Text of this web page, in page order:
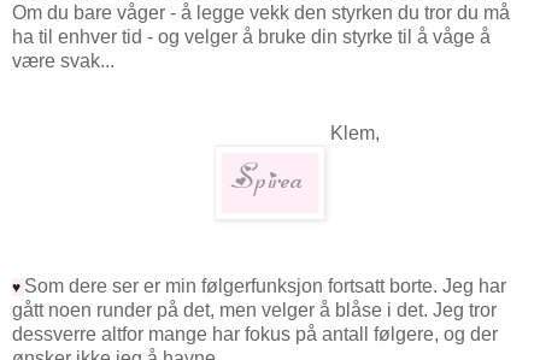
Om du bare våger - å legge vekk den styrken du tror du må
ha til enhver tid - og velger å bruke din styrke til å våge å
være svak...
Klem,
♥ Som dere ser er min følgerfunksjon fortsatt borte. Jeg har
gått noen runder på det, men velger å blåse i det. Jeg tror
dessverre altfor mange har fokus på antall følgere, og der